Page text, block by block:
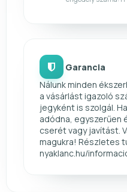
Garancia
Nálunk minden
a vásárlást igazoló
jegyként is szolgál.
adódna, egyszerűen
cserét vagy javítást.
magukra! Részletes
nyaklanc.hu/